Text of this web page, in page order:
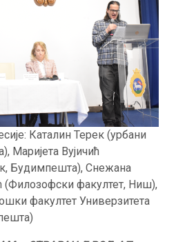
Каталин Терек (урбани
Маријета Вујичић
Будимпешта), Снежана
факултет, Ниш),
факултет Универзитета